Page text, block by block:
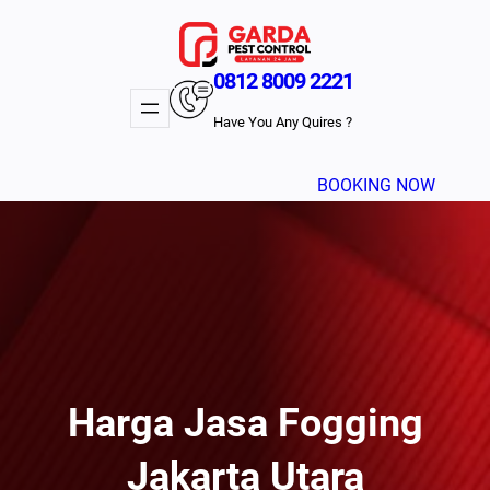
0812 8009 2221
Have You Any Quires ?
BOOKING NOW
Harga Jasa Fogging
Jakarta Utara